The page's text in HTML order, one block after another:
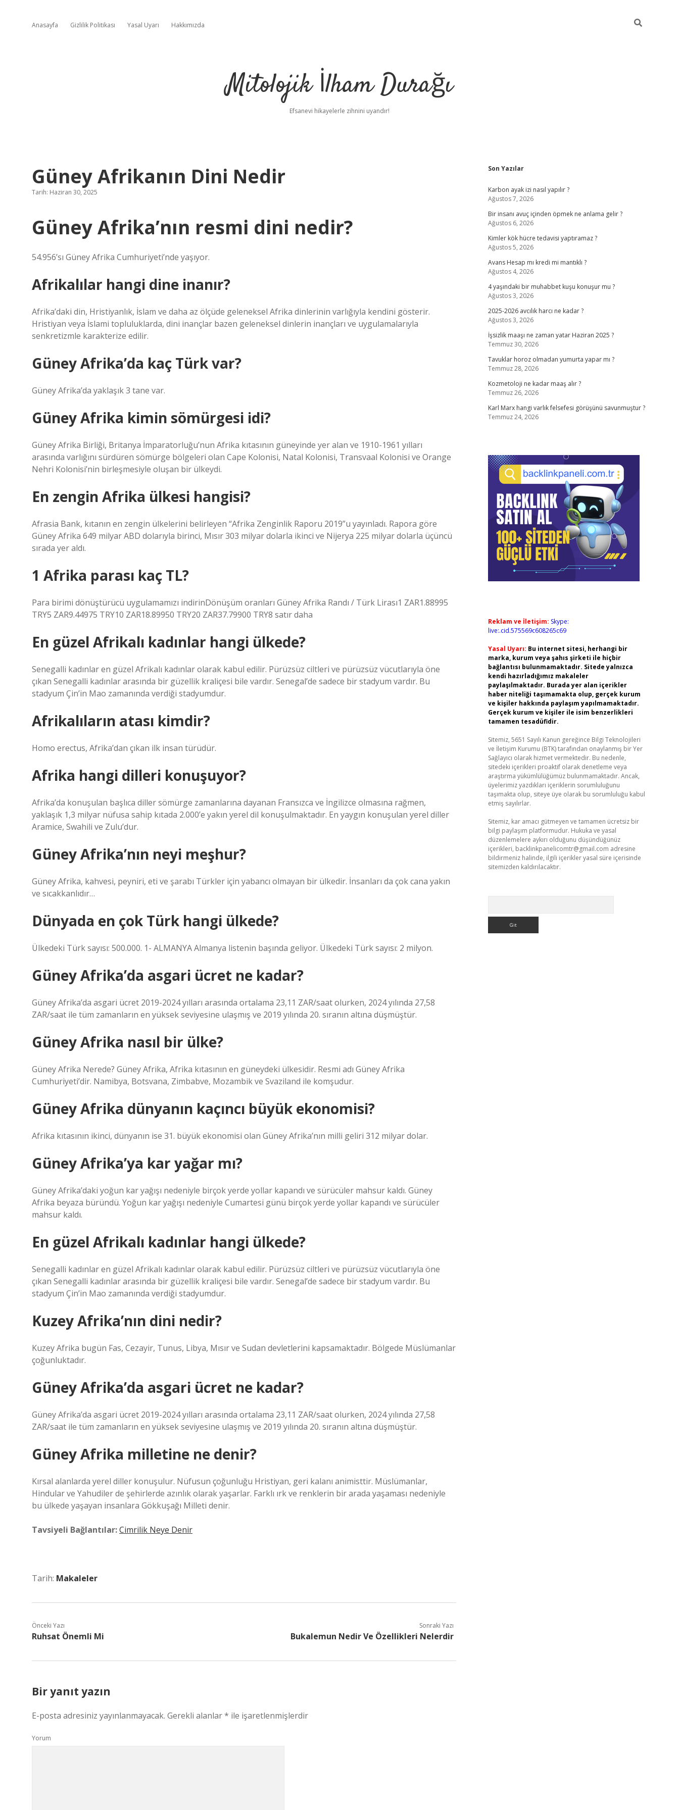
Anasayfa Gizlilik Politikası Yasal Uyarı Hakkımızda
Mitolojik İlham Durağı
Efsanevi hikayelerle zihnini uyandır!
Güney Afrikanın Dini Nedir
Tarih: Haziran 30, 2025
Güney Afrika’nın resmi dini nedir?
54.956’sı Güney Afrika Cumhuriyeti’nde yaşıyor.
Afrikalılar hangi dine inanır?
Afrika’daki din, Hristiyanlık, İslam ve daha az ölçüde geleneksel Afrika dinlerinin varlığıyla kendini gösterir.
Hristiyan veya İslami topluluklarda, dini inançlar bazen geleneksel dinlerin inançları ve uygulamalarıyla
senkretizmle karakterize edilir.
Güney Afrika’da kaç Türk var?
Güney Afrika’da yaklaşık 3 tane var.
Güney Afrika kimin sömürgesi idi?
Güney Afrika Birliği, Britanya İmparatorluğu’nun Afrika kıtasının güneyinde yer alan ve 1910-1961 yılları
arasında varlığını sürdüren sömürge bölgeleri olan Cape Kolonisi, Natal Kolonisi, Transvaal Kolonisi ve Orange
Nehri Kolonisi’nin birleşmesiyle oluşan bir ülkeydi.
En zengin Afrika ülkesi hangisi?
Afrasia Bank, kıtanın en zengin ülkelerini belirleyen “Afrika Zenginlik Raporu 2019”u yayınladı. Rapora göre
Güney Afrika 649 milyar ABD dolarıyla birinci, Mısır 303 milyar dolarla ikinci ve Nijerya 225 milyar dolarla üçüncü
sırada yer aldı.
1 Afrika parası kaç TL?
Para birimi dönüştürücü uygulamamızı indirinDönüşüm oranları Güney Afrika Randı / Türk Lirası1 ZAR1.88995
TRY5 ZAR9.44975 TRY10 ZAR18.89950 TRY20 ZAR37.79900 TRY8 satır daha
En güzel Afrikalı kadınlar hangi ülkede?
Senegalli kadınlar en güzel Afrikalı kadınlar olarak kabul edilir. Pürüzsüz ciltleri ve pürüzsüz vücutlarıyla öne
çıkan Senegalli kadınlar arasında bir güzellik kraliçesi bile vardır. Senegal’de sadece bir stadyum vardır. Bu
stadyum Çin’in Mao zamanında verdiği stadyumdur.
Afrikalıların atası kimdir?
Homo erectus, Afrika’dan çıkan ilk insan türüdür.
Afrika hangi dilleri konuşuyor?
Afrika’da konuşulan başlıca diller sömürge zamanlarına dayanan Fransızca ve İngilizce olmasına rağmen,
yaklaşık 1,3 milyar nüfusa sahip kıtada 2.000’e yakın yerel dil konuşulmaktadır. En yaygın konuşulan yerel diller
Aramice, Swahili ve Zulu’dur.
Güney Afrika’nın neyi meşhur?
Güney Afrika, kahvesi, peyniri, eti ve şarabı Türkler için yabancı olmayan bir ülkedir. İnsanları da çok cana yakın
ve sıcakkanlıdır…
Dünyada en çok Türk hangi ülkede?
Ülkedeki Türk sayısı: 500.000. 1- ALMANYA Almanya listenin başında geliyor. Ülkedeki Türk sayısı: 2 milyon.
Güney Afrika’da asgari ücret ne kadar?
Güney Afrika’da asgari ücret 2019-2024 yılları arasında ortalama 23,11 ZAR/saat olurken, 2024 yılında 27,58
ZAR/saat ile tüm zamanların en yüksek seviyesine ulaşmış ve 2019 yılında 20. sıranın altına düşmüştür.
Güney Afrika nasıl bir ülke?
Güney Afrika Nerede? Güney Afrika, Afrika kıtasının en güneydeki ülkesidir. Resmi adı Güney Afrika
Cumhuriyeti’dir. Namibya, Botsvana, Zimbabve, Mozambik ve Svaziland ile komşudur.
Güney Afrika dünyanın kaçıncı büyük ekonomisi?
Afrika kıtasının ikinci, dünyanın ise 31. büyük ekonomisi olan Güney Afrika’nın milli geliri 312 milyar dolar.
Güney Afrika’ya kar yağar mı?
Güney Afrika’daki yoğun kar yağışı nedeniyle birçok yerde yollar kapandı ve sürücüler mahsur kaldı. Güney
Afrika beyaza büründü. Yoğun kar yağışı nedeniyle Cumartesi günü birçok yerde yollar kapandı ve sürücüler
mahsur kaldı.
En güzel Afrikalı kadınlar hangi ülkede?
Senegalli kadınlar en güzel Afrikalı kadınlar olarak kabul edilir. Pürüzsüz ciltleri ve pürüzsüz vücutlarıyla öne
çıkan Senegalli kadınlar arasında bir güzellik kraliçesi bile vardır. Senegal’de sadece bir stadyum vardır. Bu
stadyum Çin’in Mao zamanında verdiği stadyumdur.
Kuzey Afrika’nın dini nedir?
Kuzey Afrika bugün Fas, Cezayir, Tunus, Libya, Mısır ve Sudan devletlerini kapsamaktadır. Bölgede Müslümanlar
çoğunluktadır.
Güney Afrika’da asgari ücret ne kadar?
Güney Afrika’da asgari ücret 2019-2024 yılları arasında ortalama 23,11 ZAR/saat olurken, 2024 yılında 27,58
ZAR/saat ile tüm zamanların en yüksek seviyesine ulaşmış ve 2019 yılında 20. sıranın altına düşmüştür.
Güney Afrika milletine ne denir?
Kırsal alanlarda yerel diller konuşulur. Nüfusun çoğunluğu Hristiyan, geri kalanı animisttir. Müslümanlar,
Hindular ve Yahudiler de şehirlerde azınlık olarak yaşarlar. Farklı ırk ve renklerin bir arada yaşaması nedeniyle
bu ülkede yaşayan insanlara Gökkuşağı Milleti denir.
Tavsiyeli Bağlantılar:Cimrilik Neye Denir
Tarih: Makaleler
Önceki Yazı
Ruhsat Önemli Mi
Sonraki Yazı
Bukalemun Nedir Ve Özellikleri Nelerdir
Bir yanıt yazın
E-posta adresiniz yayınlanmayacak. Gerekli alanlar* ile işaretlenmişlerdir
Yorum
Sidebar
Son Yazılar
Karbon ayak izi nasıl yapılır ?
Ağustos 7, 2026
Bir insanı avuç içinden öpmek ne anlama gelir ?
Ağustos 6, 2026
Kimler kök hücre tedavisi yaptıramaz ?
Ağustos 5, 2026
Avans Hesap mı kredi mi mantıklı ?
Ağustos 4, 2026
4 yaşındaki bir muhabbet kuşu konuşur mu ?
Ağustos 3, 2026
2025-2026 avcılık harcı ne kadar ?
Ağustos 3, 2026
İşsizlik maaşı ne zaman yatar Haziran 2025 ?
Temmuz 30, 2026
Tavuklar horoz olmadan yumurta yapar mı ?
Temmuz 28, 2026
Kozmetoloji ne kadar maaş alır ?
Temmuz 26, 2026
Karl Marx hangi varlık felsefesi görüşünü savunmuştur ?
Temmuz 24, 2026
Reklam ve İletişim: Skype:
live:.cid.575569c608265c69
Yasal Uyarı: Bu internet sitesi, herhangi bir
marka, kurum veya şahıs şirketi ile hiçbir
bağlantısı bulunmamaktadır. Sitede yalnızca
kendi hazırladığımız makaleler
paylaşılmaktadır. Burada yer alan içerikler
haber niteliği taşımamakta olup, gerçek kurum
ve kişiler hakkında paylaşım yapılmamaktadır.
Gerçek kurum ve kişiler ile isim benzerlikleri
tamamen tesadüfidir.
Sitemiz, 5651 Sayılı Kanun gereğince Bilgi Teknolojileri
ve İletişim Kurumu (BTK) tarafından onaylanmış bir Yer
Sağlayıcı olarak hizmet vermektedir. Bu nedenle,
sitedeki içerikleri proaktif olarak denetleme veya
araştırma yükümlülüğümüz bulunmamaktadır. Ancak,
üyelerimiz yazdıkları içeriklerin sorumluluğunu
taşımakta olup, siteye üye olarak bu sorumluluğu kabul
etmiş sayılırlar.
Sitemiz, kar amacı gütmeyen ve tamamen ücretsiz bir
bilgi paylaşım platformudur. Hukuka ve yasal
düzenlemelere aykırı olduğunu düşündüğünüz
içerikleri, backlinkpanelicomtr@gmail.com adresine
bildirmeniz halinde, ilgili içerikler yasal süre içerisinde
sitemizden kaldırılacaktır.